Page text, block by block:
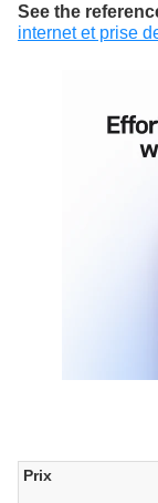
See the
internet et prise
Prix